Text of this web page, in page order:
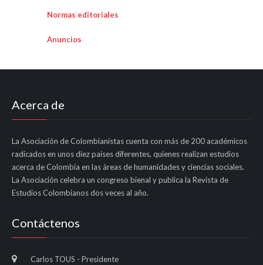
Normas editoriales
Anuncios
Acerca de
La Asociación de Colombianistas cuenta con más de 200 académicos
radicados en unos diez países diferentes, quienes realizan estudios
acerca de Colombia en las áreas de humanidades y ciencias sociales.
La Asociación celebra un congreso bienal y publica la Revista de
Estudios Colombianos dos veces al año.
Contáctenos
Carlos TOUS - Presidente